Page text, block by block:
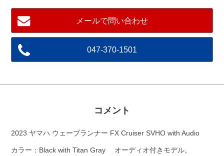
メールで問い合わせ
047-370-1501
コメント
2023 ヤマハ ウェーブランナー FX Cruiser SVHO with Audio
カラー：Black with Titan Gray オーディオ付きモデル。